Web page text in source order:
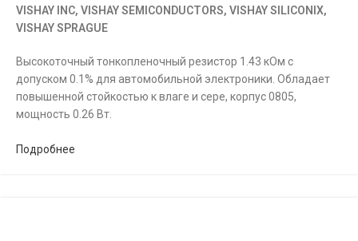
VISHAY INC, VISHAY SEMICONDUCTORS, VISHAY SILICONIX,
VISHAY SPRAGUE
Высокоточный тонкопленочный резистор 1.43 кОм с
допуском 0.1% для автомобильной электроники. Обладает
повышенной стойкостью к влаге и сере, корпус 0805,
мощность 0.26 Вт.
Подробнее